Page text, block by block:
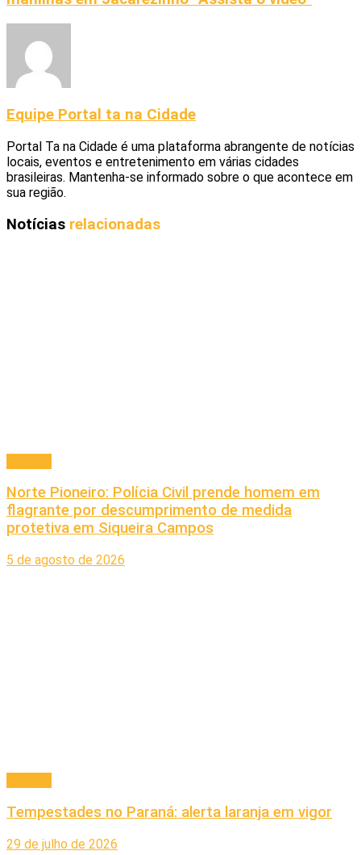
Equipe Portal ta na Cidade
Portal Ta na Cidade é uma plataforma abrangente de notícias
locais, eventos e entretenimento em várias cidades
brasileiras. Mantenha-se informado sobre o que acontece em
sua região.
Notícias relacionadas
Norte Pioneiro: Polícia Civil prende homem em
flagrante por descumprimento de medida
protetiva em Siqueira Campos
5 de agosto de 2026
Tempestades no Paraná: alerta laranja em vigor
29 de julho de 2026